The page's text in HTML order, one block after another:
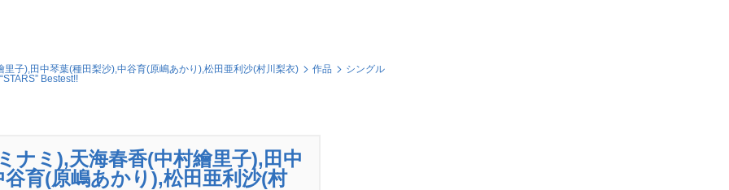
子),田中琴葉(種田梨沙),中谷育(原嶋あかり),松田亜利沙(村川梨衣) 作品
シングル
Bestest!!
ナミ),天海春香(中村繪里子),田中
育(原嶋あかり),松田亜利沙(村